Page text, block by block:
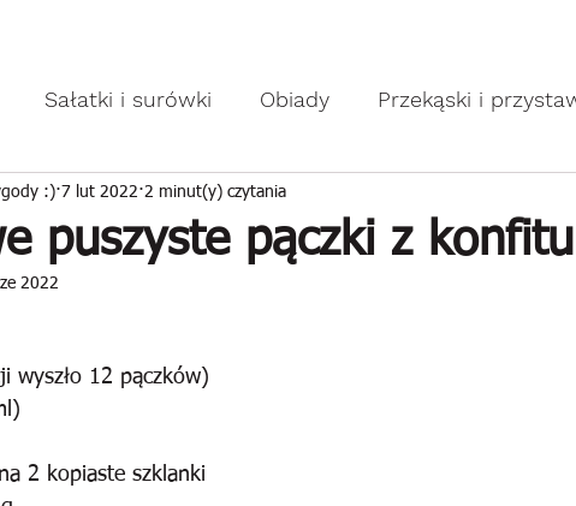
Sałatki i surówki Obiady Przekąski i
Zapiekanki Placuszki i naleśniki
puszyste pączki z
:) 7 lut 2022 2 minut(y) czytania
2022
wyszło 12 pączków)
2 kopiaste szklanki